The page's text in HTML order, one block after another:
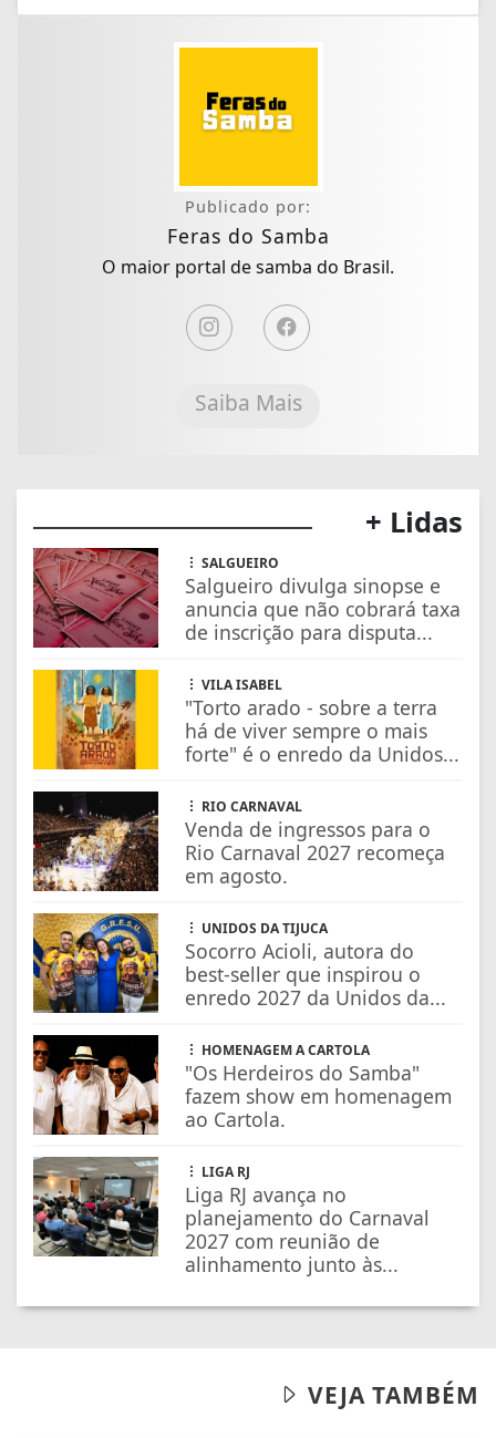
Publicado por:
Feras do Samba
O maior portal de samba do Brasil.
Saiba Mais
+ Lidas
SALGUEIRO
Salgueiro divulga sinopse e
anuncia que não cobrará taxa
de inscrição para disputa...
VILA ISABEL
"Torto arado - sobre a terra
há de viver sempre o mais
forte" é o enredo da Unidos...
RIO CARNAVAL
Venda de ingressos para o
Rio Carnaval 2027 recomeça
em agosto.
UNIDOS DA TIJUCA
Socorro Acioli, autora do
best-seller que inspirou o
enredo 2027 da Unidos da...
HOMENAGEM A CARTOLA
"Os Herdeiros do Samba"
fazem show em homenagem
ao Cartola.
LIGA RJ
Liga RJ avança no
planejamento do Carnaval
2027 com reunião de
alinhamento junto às...
VEJA TAMBÉM